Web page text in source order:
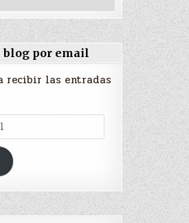
blog por email
recibir las entradas